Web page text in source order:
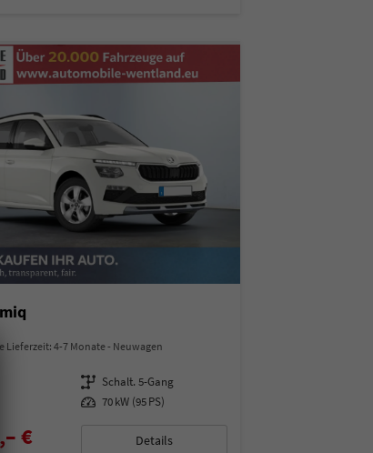
Lieferzeit: 4-7 Monate Neuwagen
Getriebe Schalt. 5-Gang
Leistung 70 kW (95 PS)
€ Details